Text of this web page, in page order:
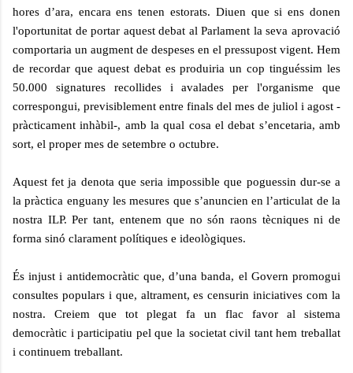
hores d’ara, encara ens tenen estorats. Diuen que si ens donen
l'oportunitat de portar aquest debat al Parlament la seva aprovació
comportaria un augment de despeses en el pressupost vigent. Hem
de recordar que aquest debat es produiria un cop tinguéssim les
50.000 signatures recollides i avalades per l'organisme que
correspongui, previsiblement entre finals del mes de juliol i agost -
pràcticament inhàbil-, amb la qual cosa el debat s’encetaria, amb
sort, el proper mes de setembre o octubre.
Aquest fet ja denota que seria impossible que poguessin dur-se a
la pràctica enguany les mesures que s’anuncien en l’articulat de la
nostra ILP. Per tant, entenem que no són raons tècniques ni de
forma sinó clarament polítiques e ideològiques.
És injust i antidemocràtic que, d’una banda, el Govern promogui
consultes populars i que, altrament,es censurin iniciatives com la
nostra. Creiem que tot plegat fa un flac favor al sistema
democràtic iparticipatiu pel que la societat civil tant hem treballat
i continuem treballant.